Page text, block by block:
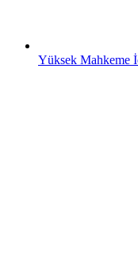
Yüksek Mahkeme